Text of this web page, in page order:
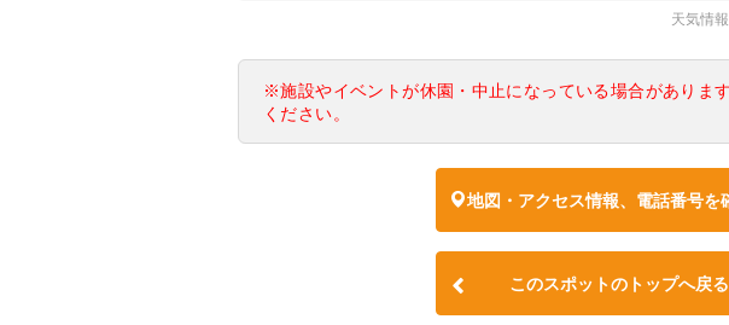
天気情
※施設やイベントが休園・中止になっている場合がありま
ください。
地図・アクセス情報、電話番号を
このスポットのトップへ戻る